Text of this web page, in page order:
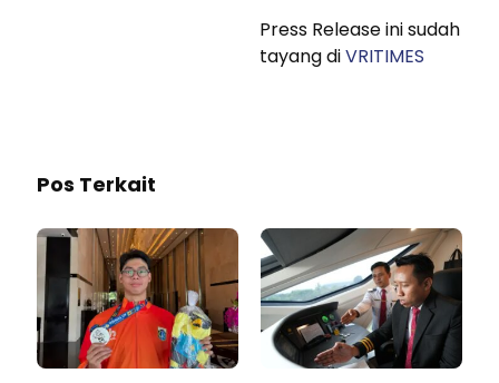
Press Release ini sudah
tayang diVRITIMES
Pos Terkait